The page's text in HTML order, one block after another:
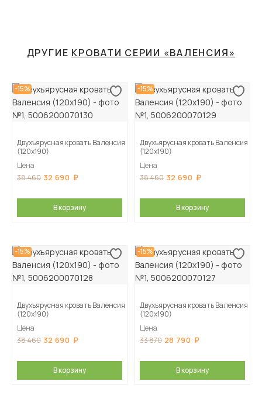
ДРУГИЕ КРОВАТИ СЕРИИ «ВАЛЕНСИЯ»
-15%
Двухъярусная кровать Валенсия
(120х190)
Цена
38 460 32 690
В корзину
-15%
Двухъярусная кровать Валенсия
(120х190)
Цена
38 460 32 690
В корзину
-15%
Двухъярусная кровать Валенсия
(120х190)
Цена
38 460 32 690
В корзину
-15%
Двухъярусная кровать Валенсия
(120х190)
Цена
33 870 28 790
В корзину